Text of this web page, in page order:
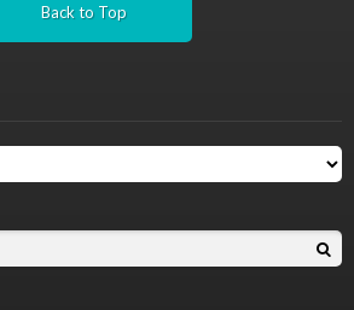
Back to Top